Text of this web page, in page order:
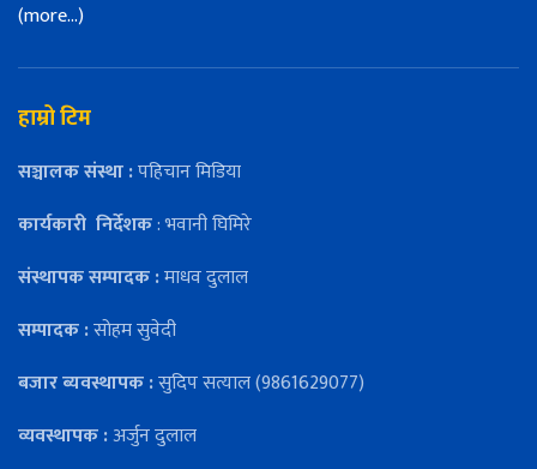
(more…)
हाम्रो टिम
सञ्चालक संस्था :पहिचान मिडिया
कार्यकारी निर्देशक: भवानी घिमिरे
संस्थापक सम्पादक :माधव दुलाल
सम्पादक :सोहम सुवेदी
बजार ब्यवस्थापक :सुदिप सत्याल (9861629077)
व्यवस्थापक :अर्जुन दुलाल